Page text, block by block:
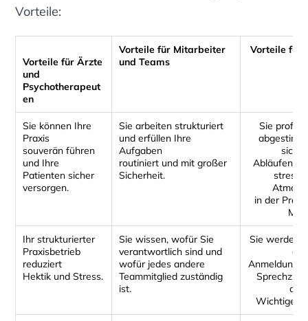
Vorteile:
Vorteile für Ärzte
und
Psychotherapeut
en
Vorteile für Mitarbeiter
und Teams
Vorteile für
Sie können Ihre
Praxis
souverän führen
und Ihre
Patienten sicher
versorgen.
Sie arbeiten strukturiert
und erfüllen Ihre
Aufgaben
routiniert und mit großer
Sicherheit.
Sie
Abläufen
in der
Ihr strukturierter
Praxisbetrieb
reduziert
Hektik und Stress.
Sie wissen, wofür Sie
verantwortlich sind und
wofür jedes andere
Teammitglied zuständig
ist.
Sie werden
der
Anmeldung
Wichtige